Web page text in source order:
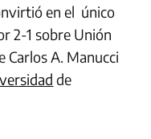
en el único
2-1 sobre Unión
Carlos A. Manucci
de